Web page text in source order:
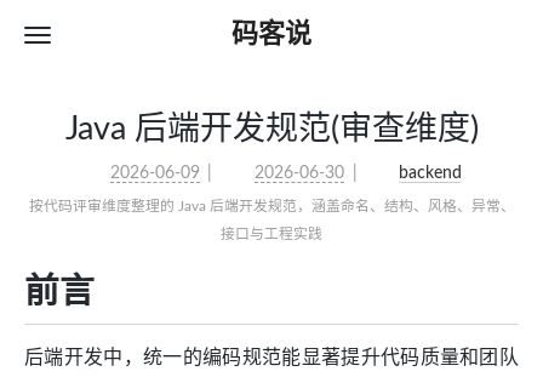
码客说
Java 后端开发规范(审查维度)
2026-06-09 2026-06-30 backend
按代码评审维度整理的 Java 后端开发规范，涵盖命名、结构、风格、异常、
接口与工程实践
前言
后端开发中，统一的编码规范能显著提升代码质量和团队